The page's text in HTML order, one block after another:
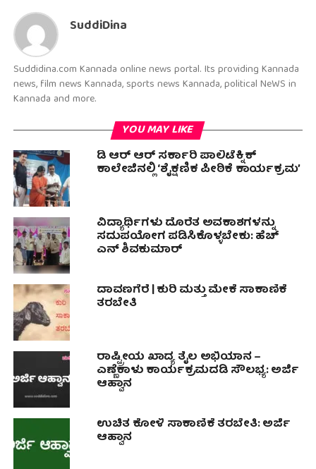
SuddiDina
Suddidina.com Kannada online news portal. Its providing Kannada
news, film news Kannada, sports news Kannada, political NeWS in
Kannada and more.
YOU MAY LIKE
ಡಿ ಆರ್ ಆರ್ ಸರ್ಕಾರಿ ಪಾಲಿಟೆಕ್ನಿಕ್
ಕಾಲೇಜಿನಲ್ಲಿ ‘ಶೈಕ್ಷಣಿಕ ಪೀಠಿಕೆ ಕಾರ್ಯಕ್ರಮ’
ವಿದ್ಯಾರ್ಥಿಗಳು ದೊರೆತ ಅವಕಾಶಗಳನ್ನು
ಸದುಪಯೋಗ ಪಡಿಸಿಕೊಳ್ಳಬೇಕು: ಹೆಚ್
ಎನ್ ಶಿವಕುಮಾರ್
ದಾವಣಗೆರೆ | ಕುರಿ ಮತ್ತು ಮೇಕೆ ಸಾಕಾಣಿಕೆ
ತರಬೇತಿ
ರಾಷ್ಟ್ರೀಯ ಖಾದ್ಯ ತೈಲ ಅಭಿಯಾನ –
ಎಣ್ಣೆಕಾಳು ಕಾರ್ಯಕ್ರಮದಡಿ ಸೌಲಭ್ಯ: ಅರ್ಜಿ
ಆಹ್ವಾನ
ಉಚಿತ ಕೋಳಿ ಸಾಕಾಣಿಕೆ ತರಬೇತಿ: ಅರ್ಜಿ
ಆಹ್ವಾನ